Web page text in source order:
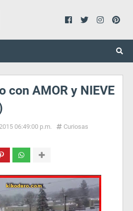
con AMOR y NIEVE
06:49:00 p.m.
Curiosas